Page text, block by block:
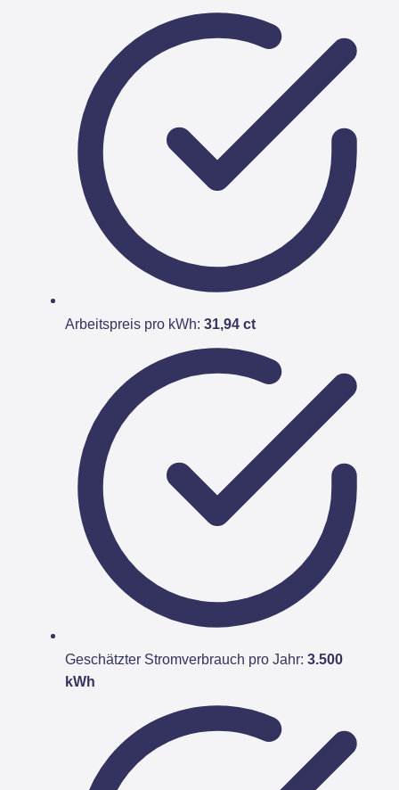
Arbeitspreis pro kWh: 31,94 ct
Geschätzter Stromverbrauch pro Jahr: 3.500
kWh